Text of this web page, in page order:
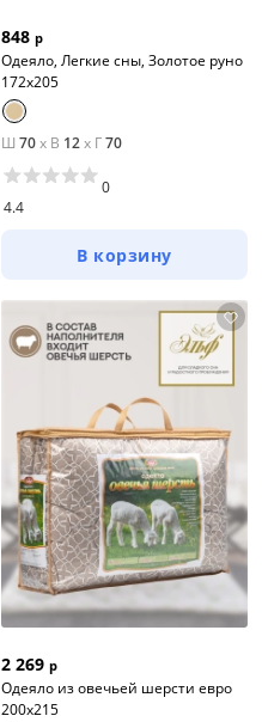
848 р
Одеяло, Легкие сны, Золотое руно
172х205
Ш 70x В 12x Г70
4.4
0
В корзину
2 269 р
Одеяло из овечьей шерсти евро
200х215